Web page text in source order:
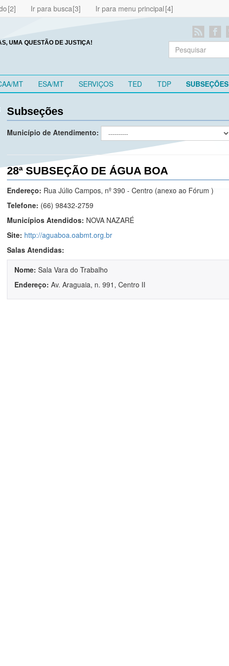
Ir para busca Ir para menu principal
UMA QUESTÃO DE JUSTIÇA!
MT ESA/MT SERVIÇOS TED TDP SUBSEÇÕES
Subseções
Município de Atendimento:
28ª SUBSEÇÃO DE ÁGUA BOA
Endereço: Rua Júlio Campos, nº 390 - Centro (anexo ao Fórum )
Telefone: (66) 98432-2759
Municípios Atendidos: NOVA NAZARÉ
Site: http://aguaboa.oabmt.org.br
Salas Atendidas:
Nome: Sala Vara do Trabalho
Endereço: Av. Araguaia, n. 991, Centro II